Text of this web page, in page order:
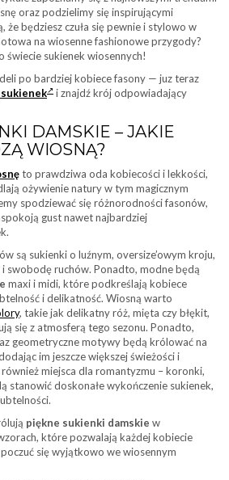
oraz podzielimy się inspirującymi
że będziesz czuła się pewnie i stylowo w
na wiosenne fashionowe przygody?
świecie sukienek wiosennych!
po bardziej kobiece fasony — juz teraz
i znajdź krój odpowiadający
DAMSKIE – JAKIE
WIOSNĄ?
to prawdziwa oda kobiecości i lekkości,
ożywienie natury w tym magicznym
spodziewać się różnorodności fasonów,
gust nawet najbardziej
są sukienki o luźnym, oversize’owym kroju,
swobodę ruchów. Ponadto, modne będą
maxi i midi, które podkreślają kobiece
i delikatność. Wiosną warto
, takie jak delikatny róż, mięta czy błękit,
się z atmosferą tego sezonu. Ponadto,
geometryczne motywy będą królować na
im jeszcze większej świeżości i
miejsca dla romantyzmu – koronki,
stanowić doskonałe wykończenie sukienek,
piękne sukienki damskie w
które pozwalają każdej kobiecie
się wyjątkowo we wiosennym